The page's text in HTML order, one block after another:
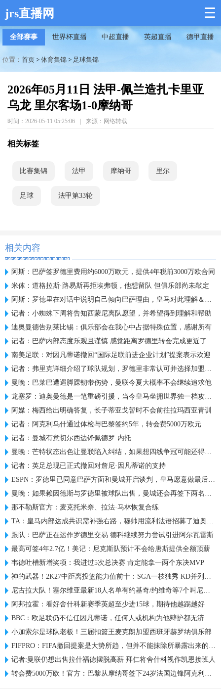
jrs直播网 ☰
全部赛事 世界杯直播 中超直播 英超直播 德甲直播
位置： 首页 > 体育集锦 > 足球集锦
2026年05月11日 法甲-佩兰造扎卡里亚
乌龙 里尔客场1-0摩纳哥
时间：2026-05-11 05:25:06 来源：网络转载
相关标签
比赛集锦 法甲 摩纳哥 里尔
足球 法甲第33轮
相关内容
阿斯：巴萨签罗德里费用约6000万欧元，提供4年税前3000万欧合同
米体：道格拉斯·路易斯再拒埃弗顿，他想留队 但俱乐部尚未敲定
阿斯：罗德里在对话中说明自己倾向巴萨理由，皇马对此理解＆祝好
记者：小蜘蛛下周将告知西蒙尼离队愿望，并希望得到理解和帮助
迪奥曼德告别莱比锡：俱乐部会在我心中占据特殊位置，感谢所有
记者：巴萨内部态度乐观且谨慎 感觉距离罗德里转会完成更近了
南美足联：对因凡蒂诺撤回“国际足联前进企业计划”提案表示欢迎
记者：弗里克详细介绍了球队规划，罗德里非常认可并选择加盟巴萨
曼晚：巴莱巴遭遇脚踝韧带伤势，曼联今夏大概率不会继续追求他
龙塞罗：迪奥曼德是一笔重磅引援，当今皇马坐拥世界独一档攻击线
阿媒：梅西给出明确答复，长子蒂亚戈暂时不会前往拉玛西亚青训
记者：阿克利乌什通过体检与巴黎签约5年，转会费5000万欧元
记者：曼城有意切尔西边锋佩德罗·内托
曼晚：芒特状态出色让曼联陷入纠结，如果想四线争冠可能还得买人
记者：英足总现已正式撤回对詹尼·因凡蒂诺的支持
ESPN：罗德里已同意巴萨方面和曼城开启谈判，皇马愿意做最后尝试
曼晚：如果赖因德斯与罗德里被球队出售，曼城还会再签下两名中场
那不勒斯官方：麦克托米奈、拉法·马林恢复合练
TA：皇马内部达成共识需补强右路，穆帅用流利法语招募了迪奥曼德
跟队：巴萨正在运作罗德里交易 德科继续努力尝试引进阿尔瓦雷斯
最高可签4年2.7亿！美记：尼克斯队预计不会给唐斯提供全额顶薪
韦德吐槽新增奖项：我进过5次总决赛 肯定能拿一两个东决MVP
神的武器！2K27中距离投篮能力值前十：SGA一枝独秀 KD并列第三
尼古拉大队！塞尔维亚最新18人名单有约基奇/约维奇等7个叫尼古拉
阿邦拉霍：看好舍什科新赛季英超至少进15球，期待他越踢越好
BBC：欧足联仍不信任因凡蒂诺，任何人或机构为他辩护都无济于事
小加索尔是球队老板！三届扣篮王麦克朗加盟西班牙赫罗纳俱乐部
FIFPRO：FIFA撤回提案是大势所趋，但并不能抹除所暴露出来的问题
记者:曼联仍想出售拉什福德摆脱高薪 拜仁将舍什科视作凯恩接班人
转会费5000万欧！官方：巴黎从摩纳哥签下24岁法国边锋阿克利乌什